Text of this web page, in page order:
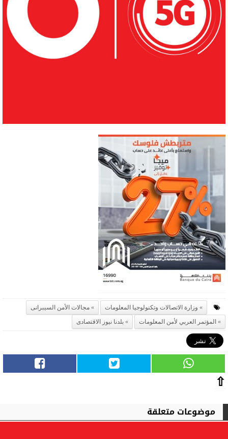
وزارة الاتصالات وتكنولوجيا المعلومات
مجالات الأمن السيبرانى
المؤتمر العربي لأمن المعلومات
بلدنا نيوز الاقتصادى
⇧
موضوعات متعلقة